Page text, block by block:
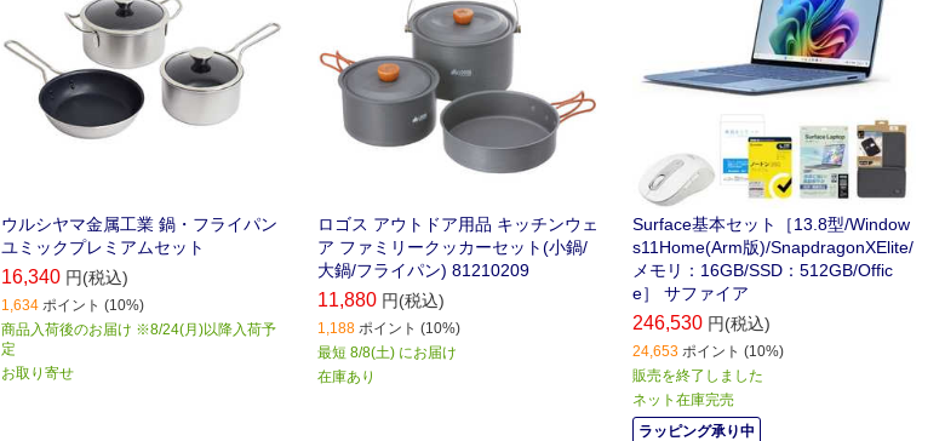
ウルシヤマ金属工業 鍋・フライパン
ユミックプレミアムセット
16,340 円(税込)
1,634 ポイント (10%)
商品入荷後のお届け ※8/24(月)以降入荷予
定
お取り寄せ
ロゴス アウトドア用品 キッチンウェ
ア ファミリークッカーセット(小鍋/
大鍋/フライパン) 81210209
11,880 円(税込)
1,188 ポイント (10%)
最短 8/8(土) にお届け
在庫あり
Surface基本セット［13.8型/Window
s11Home(Arm版)/SnapdragonXElite/
メモリ：16GB/SSD：512GB/Offic
e］ サファイア
246,530 円(税込)
24,653 ポイント (10%)
販売を終了しました
ネット在庫完売
ラッピング承り中